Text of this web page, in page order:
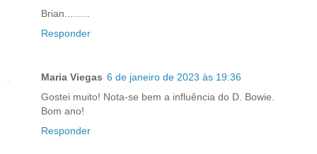
Brian.........
Responder
Maria Viegas 6 de janeiro de 2023 às 19:36
Gostei muito! Nota-se bem a influência do D. Bowie.
Bom ano!
Responder